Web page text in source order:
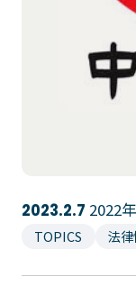
CGクリエーター
スポーツビジネ
キャリア
2023.2.7 2022
TOPICS 法